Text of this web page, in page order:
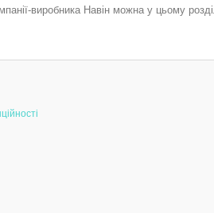
виробника Навін можна у цьому